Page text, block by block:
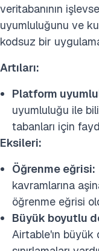
veritabanının
uyumluluğunu ve
kodsuz bir
Artıları:
Platform
uyumluluğu ile
tabanları için
Eksileri:
Öğrenme eğrisi:
kavramlarına
öğrenme eğrisi
Büyük boyutlu
Airtable'ın büyük